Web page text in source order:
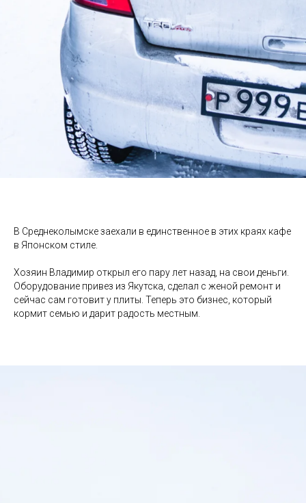
В Среднеколымске заехали в единственное в этих краях кафе
в Японском стиле.
Хозяин Владимир открыл его пару лет назад, на свои деньги.
Оборудование привез из Якутска, сделал с женой ремонт и
сейчас сам готовит у плиты. Теперь это бизнес, который
кормит семью и дарит радость местным.